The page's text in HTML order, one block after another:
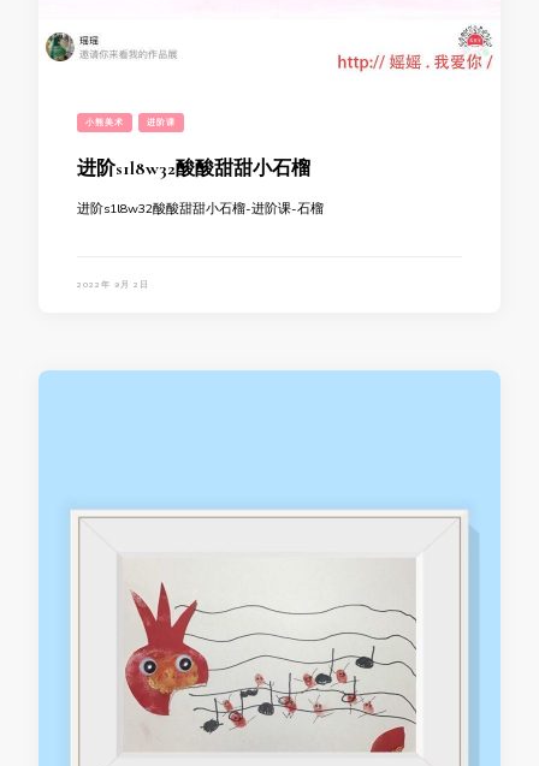
小熊美术 进阶课
进阶s1l8w32酸酸甜甜小石榴
进阶s1l8w32酸酸甜甜小石榴-进阶课-石榴
2022年 9月 2日